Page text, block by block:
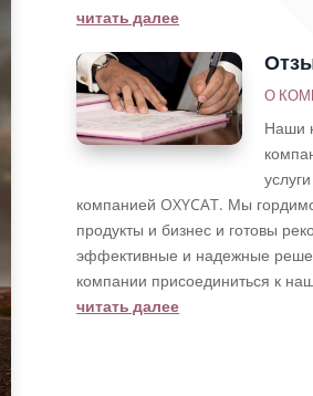
читать далее
О
Наши
компанией OXYCAT. Мы
продукты и бизнес и готовы
эффективные и надежные
компании присоединиться к
читать далее